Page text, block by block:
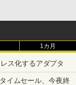
1カ月
ス化するアダプタ
イムセール、今夜終